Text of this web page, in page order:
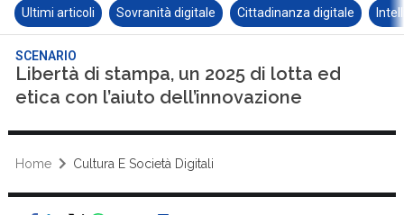
Ultimi articoli Sovranità digitale Cittadinanza digitale
SCENARIO
Libertà di stampa, un 2025 di lotta ed
etica con l’aiuto dell’innovazione
Home Cultura E Società Digitali